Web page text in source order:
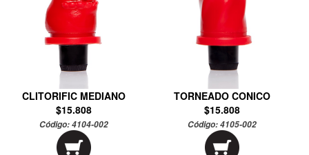
CLITORIFIC MEDIANO
$15.808
Código:4104-002
TORNEADO CONICO
$15.808
Código:4105-002